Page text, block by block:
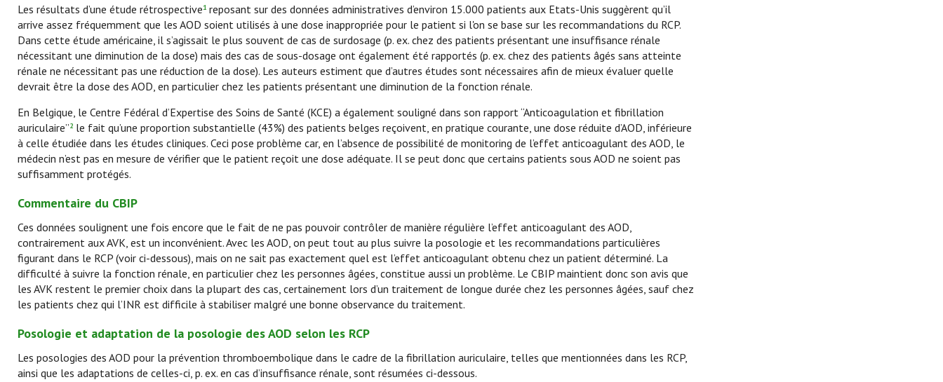
Les résultats d’une étude rétrospective1 reposant sur des données administratives d’environ 15.000 patients aux Etats-Unis suggèrent qu’il
arrive assez fréquemment que les AOD soient utilisés à une dose inappropriée pour le patient si l'on se base sur les recommandations du RCP.
Dans cette étude américaine, il s’agissait le plus souvent de cas de surdosage (p. ex. chez des patients présentant une insuffisance rénale
nécessitant une diminution de la dose) mais des cas de sous-dosage ont également été rapportés (p. ex. chez des patients âgés sans atteinte
rénale ne nécessitant pas une réduction de la dose). Les auteurs estiment que d’autres études sont nécessaires afin de mieux évaluer quelle
devrait être la dose des AOD, en particulier chez les patients présentant une diminution de la fonction rénale.
En Belgique, le Centre Fédéral d’Expertise des Soins de Santé (KCE) a également souligné dans son rapport “Anticoagulation et fibrillation
auriculaire”2 le fait qu’une proportion substantielle (43%) des patients belges reçoivent, en pratique courante, une dose réduite d’AOD, inférieure
à celle étudiée dans les études cliniques. Ceci pose problème car, en l’absence de possibilité de monitoring de l’effet anticoagulant des AOD, le
médecin n’est pas en mesure de vérifier que le patient reçoit une dose adéquate. Il se peut donc que certains patients sous AOD ne soient pas
suffisamment protégés.
Commentaire du CBIP
Ces données soulignent une fois encore que le fait de ne pas pouvoir contrôler de manière régulière l’effet anticoagulant des AOD,
contrairement aux AVK, est un inconvénient. Avec les AOD, on peut tout au plus suivre la posologie et les recommandations particulières
figurant dans le RCP (voir ci-dessous), mais on ne sait pas exactement quel est l’effet anticoagulant obtenu chez un patient déterminé. La
difficulté à suivre la fonction rénale, en particulier chez les personnes âgées, constitue aussi un problème. Le CBIP maintient donc son avis que
les AVK restent le premier choix dans la plupart des cas, certainement lors d’un traitement de longue durée chez les personnes âgées, sauf chez
les patients chez qui l’INR est difficile à stabiliser malgré une bonne observance du traitement.
Posologie et adaptation de la posologie des AOD selon les RCP
Les posologies des AOD pour la prévention thromboembolique dans le cadre de la fibrillation auriculaire, telles que mentionnées dans les RCP,
ainsi que les adaptations de celles-ci, p. ex. en cas d’insuffisance rénale, sont résumées ci-dessous.